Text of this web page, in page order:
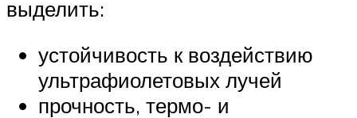
выделить:
устойчивость к воздействию
ультрафиолетовых лучей
прочность, термо- и